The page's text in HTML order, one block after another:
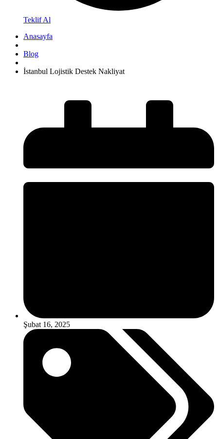
Teklif Al
Anasayfa
Blog
İstanbul Lojistik Destek Nakliyat
Şubat 16, 2025